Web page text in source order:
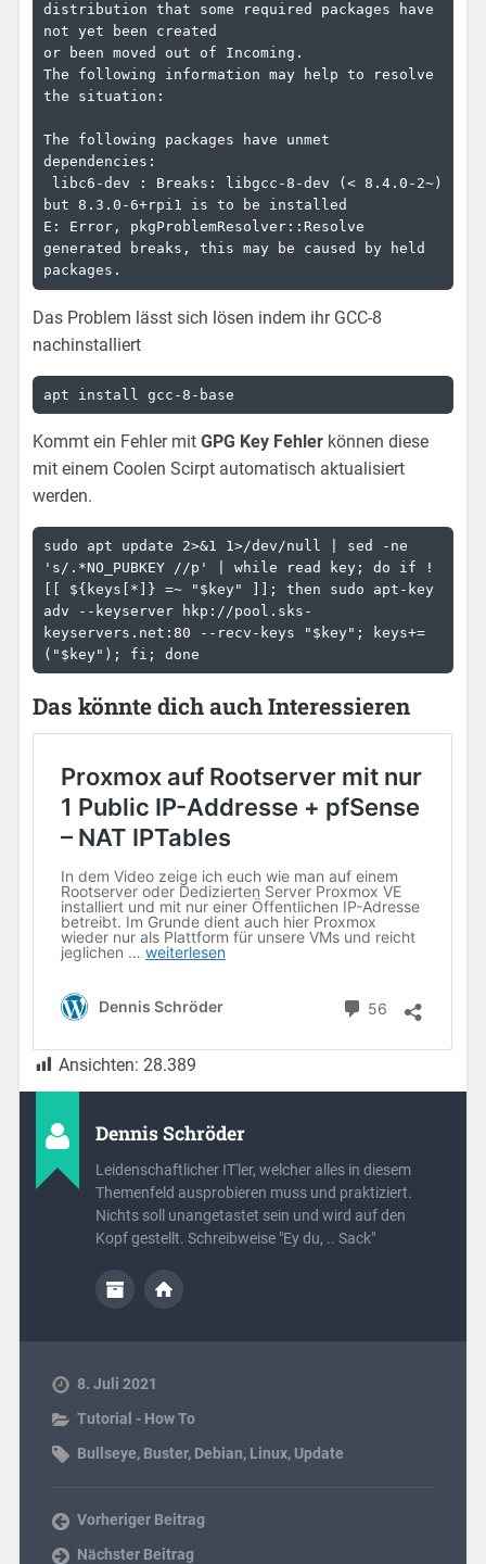
distribution that some required packages have
not yet been created
or been moved out of Incoming.
The following information may help to resolve
the situation:
The following packages have unmet
dependencies:
but 8.3.0-6+rpi1 is to be installed
E: Error, pkgProblemResolver::Resolve
generated breaks, this may be caused by held
packages.
Das Problem lässt sich lösen indem ihr GCC-8
nachinstalliert
apt install gcc-8-base
Kommt ein Fehler mitGPG Key Fehler können diese
mit einem Coolen Scirpt automatisch aktualisiert
werden.
sudo apt update 2>&1 1>/dev/null | sed -ne
's/.*NO_PUBKEY //p' | while read key; do if !
[[ ${keys[*]} =~ "$key" ]]; then sudo apt-key
adv --keyserver hkp://pool.sks-
keyservers.net:80 --recv-keys "$key"; keys+=
("$key"); fi; done
Das könnte dich auch Interessieren
Ansichten: 28.389
Dennis Schröder
Leidenschaftlicher IT'ler, welcher alles in diesem
Themenfeld ausprobieren muss und praktiziert.
Nichts soll unangetastet sein und wird auf den
Kopf gestellt. Schreibweise "Ey du, .. Sack"
8. Juli 2021
Tutorial - How To
Bullseye, Buster, Debian, Linux, Update
Vorheriger Beitrag
Nächster Beitrag